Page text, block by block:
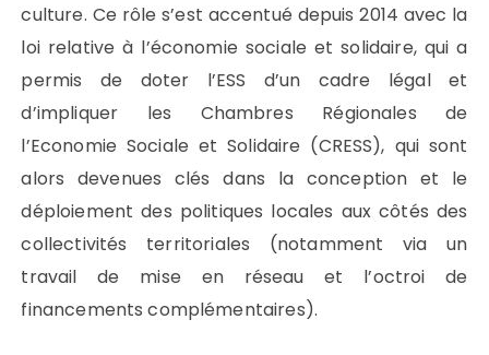
culture. Ce rôle s’est accentué depuis 2014 avec la
loi relative à l’économie sociale et solidaire, qui a
permis de doter l’ESS d’un cadre légal et
d’impliquer les Chambres Régionales de
l’Economie Sociale et Solidaire (CRESS), qui sont
alors devenues clés dans la conception et le
déploiement des politiques locales aux côtés des
collectivités territoriales (notamment via un
travail de mise en réseau et l’octroi de
financements complémentaires).